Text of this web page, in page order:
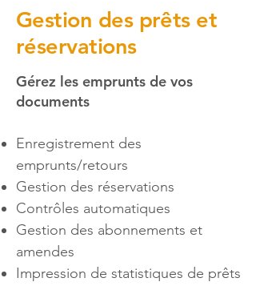
Gestion des prêts et
réservations
Gérez les emprunts de vos
documents
Enregistrement des
emprunts/retours
Gestion des réservations
Contrôles automatiques
Gestion des abonnements et
amendes
Impression de statistiques de prêts